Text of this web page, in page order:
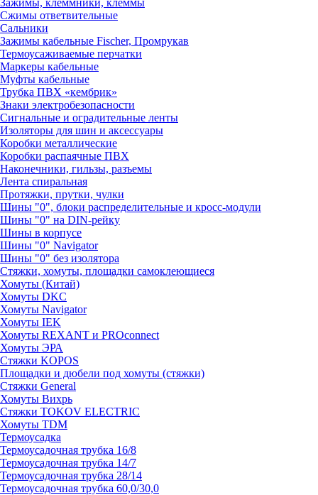
Зажимы, клеммники, клеммы
Сжимы ответвительные
Сальники
Зажимы кабельные Fischer, Промрукав
Термоусаживаемые перчатки
Маркеры кабельные
Муфты кабельные
Трубка ПВХ «кембрик»
Знаки электробезопасности
Сигнальные и оградительные ленты
Изоляторы для шин и аксессуары
Коробки металлические
Коробки распаячные ПВХ
Наконечники, гильзы, разъемы
Лента спиральная
Протяжки, прутки, чулки
Шины "0", блоки распределительные и кросс-модули
Шины "0" на DIN-рейку
Шины в корпусе
Шины "0" Navigator
Шины "0" без изолятора
Стяжки, хомуты, площадки самоклеющиеся
Хомуты (Китай)
Хомуты DKC
Хомуты Navigator
Хомуты IEK
Хомуты REXANT и PROconnect
Хомуты ЭРА
Стяжки KOPOS
Площадки и дюбели под хомуты (стяжки)
Стяжки General
Хомуты Вихрь
Стяжки TOKOV ELECTRIC
Хомуты TDM
Термоусадка
Термоусадочная трубка 16/8
Термоусадочная трубка 14/7
Термоусадочная трубка 28/14
Термоусадочная трубка 60,0/30,0